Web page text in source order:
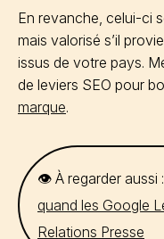
En revanche, celui-ci
mais valorisé s’il
issus de votre pays.
de leviers SEO pour
marque.
👁️ À regarder aussi :
quand les Google
Relations Presse